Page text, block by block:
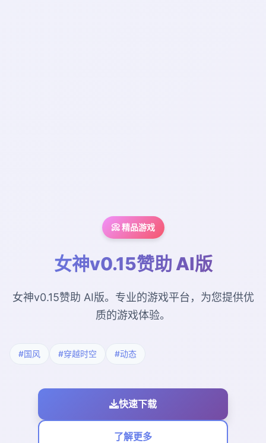
📀 精品游戏
女神v0.15赞助 AI版
女神v0.15赞助 AI版。专业的游戏平台，为您提供优
质的游戏体验。
#国风 #穿越时空 #动态
快速下载
了解更多